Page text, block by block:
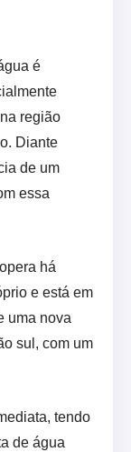
é
região
Diante
de um
essa
há
e está em
uma nova
sul, com um
tendo
de água